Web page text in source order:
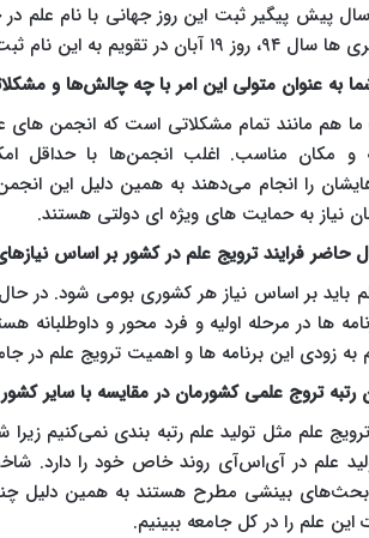
ما از ۲ سال پیش پیگیر ثبت این روز جهانی با نام
نام ثبت خواهد شد. سایر برنامه ها را هم پیگیر هستیم.
به عنوان متولی این امر با چه چالش‌ها و
هم مانند تمام مشکلاتی است که انجمن های
و مکان مناسب. اغلب انجمن‌ها با حداقل
را انجام می‌دهند به همین دلیل این
نیاز به حمایت های ویژه ای دولتی هستند.
حاضر فرایند ترویج علم در کشور بر اساس
باید بر اساس نیاز هر کشوری بومی شود. در
ها در مرحله اولیه و فرد محور و
به زودی این برنامه ها و اهمیت ترویج علم در
رتبه تروج علمی کشورمان در مقایسه با سایر
علم مثل تولید علم رتبه بندی نمی‌کنیم
علم در آی‌اس‌آی روند خاص خود را دارد.
بینشی مطرح هستند به همین دلیل
این علم را در کل جامعه ببینیم.